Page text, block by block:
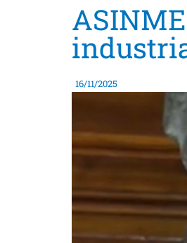
16/11/2025